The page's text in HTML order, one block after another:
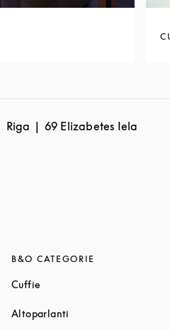
Riga 69 Elizabetes Iela
B&O CATEGORIE
Cuffie
Altoparlanti